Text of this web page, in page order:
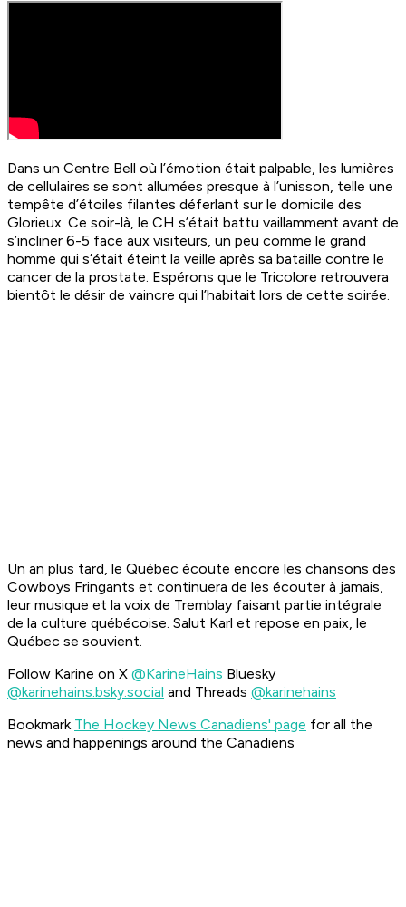
Dans un Centre Bell où l’émotion était palpable, les lumières
de cellulaires se sont allumées presque à l’unisson, telle une
tempête d’étoiles filantes déferlant sur le domicile des
Glorieux. Ce soir-là, le CH s’était battu vaillamment avant de
s’incliner 6-5 face aux visiteurs, un peu comme le grand
homme qui s’était éteint la veille après sa bataille contre le
cancer de la prostate. Espérons que le Tricolore retrouvera
bientôt le désir de vaincre qui l’habitait lors de cette soirée.
Un an plus tard, le Québec écoute encore les chansons des
Cowboys Fringants et continuera de les écouter à jamais,
leur musique et la voix de Tremblay faisant partie intégrale
de la culture québécoise. Salut Karl et repose en paix, le
Québec se souvient.
Follow Karine on X @KarineHains Bluesky
@karinehains.bsky.social and Threads @karinehains
Bookmark The Hockey News Canadiens' page for all the
news and happenings around the Canadiens